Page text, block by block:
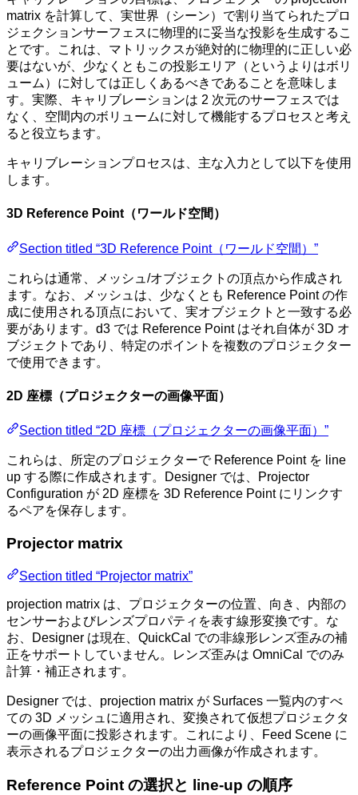
matrix を計算して、実世界（シーン）で割り当てられたプロ
ジェクションサーフェスに物理的に妥当な投影を生成するこ
とです。これは、マトリックスが絶対的に物理的に正しい必
要はないが、少なくともこの投影エリア（というよりはボリ
ューム）に対しては正しくあるべきであることを意味しま
す。実際、キャリブレーションは 2 次元のサーフェスでは
なく、空間内のボリュームに対して機能するプロセスと考え
ると役立ちます。
キャリブレーションプロセスは、主な入力として以下を使用
します。
3D Reference Point（ワールド空間）
Section titled “3D Reference Point（ワールド空間）”
これらは通常、メッシュ/オブジェクトの頂点から作成され
ます。なお、メッシュは、少なくとも Reference Point の作
成に使用される頂点において、実オブジェクトと一致する必
要があります。d3 では Reference Point はそれ自体が 3D オ
ブジェクトであり、特定のポイントを複数のプロジェクター
で使用できます。
2D 座標（プロジェクターの画像平面）
Section titled “2D 座標（プロジェクターの画像平面）”
これらは、所定のプロジェクターで Reference Point を line
up する際に作成されます。Designer では、Projector
Configuration が 2D 座標を 3D Reference Point にリンクす
るペアを保存します。
Projector matrix
Section titled “Projector matrix”
projection matrix は、プロジェクターの位置、向き、内部の
センサーおよびレンズプロパティを表す線形変換です。な
お、Designer は現在、QuickCal での非線形レンズ歪みの補
正をサポートしていません。レンズ歪みは OmniCal でのみ
計算・補正されます。
Designer では、projection matrix が Surfaces 一覧内のすべ
ての 3D メッシュに適用され、変換されて仮想プロジェクタ
ーの画像平面に投影されます。これにより、Feed Scene に
表示されるプロジェクターの出力画像が作成されます。
Reference Point の選択と line-up の順序